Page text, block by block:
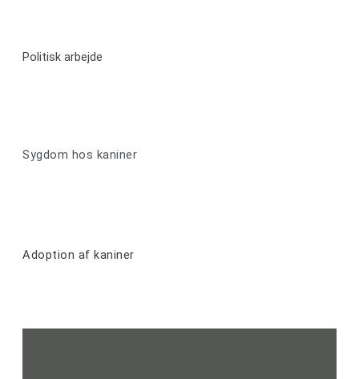
Politisk arbejde
Sygdom hos kaniner
Adoption af kaniner